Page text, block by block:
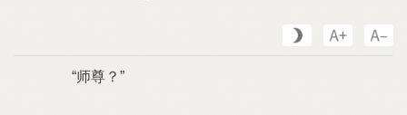
“师尊？”